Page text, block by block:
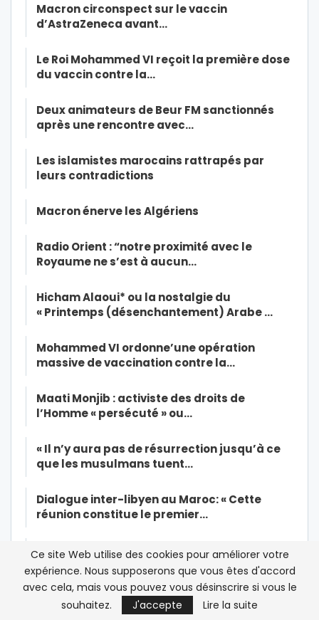
Macron circonspect sur le vaccin
d’AstraZeneca avant…
Le Roi Mohammed VI reçoit la première dose
du vaccin contre la…
Deux animateurs de Beur FM sanctionnés
après une rencontre avec…
Les islamistes marocains rattrapés par
leurs contradictions
Macron énerve les Algériens
Radio Orient : “notre proximité avec le
Royaume ne s’est à aucun…
Hicham Alaoui* ou la nostalgie du
« Printemps (désenchantement) Arabe …
Mohammed VI ordonne’une opération
massive de vaccination contre la…
Maati Monjib : activiste des droits de
l’Homme « persécuté » ou…
« Il n’y aura pas de résurrection jusqu’à ce
que les musulmans tuent…
Dialogue inter-libyen au Maroc: « Cette
réunion constitue le premier…
Enquête/Al Adl Wal Ihssane-Extrême
gauche: “frapper ensemble mais…
Al Adl Wal Ihssane, une Jamaa née dans
Ce site Web utilise des cookies pour améliorer votre
expérience. Nous supposerons que vous êtes d'accord
avec cela, mais vous pouvez vous désinscrire si vous le
souhaitez.
J'accepte Lire la suite